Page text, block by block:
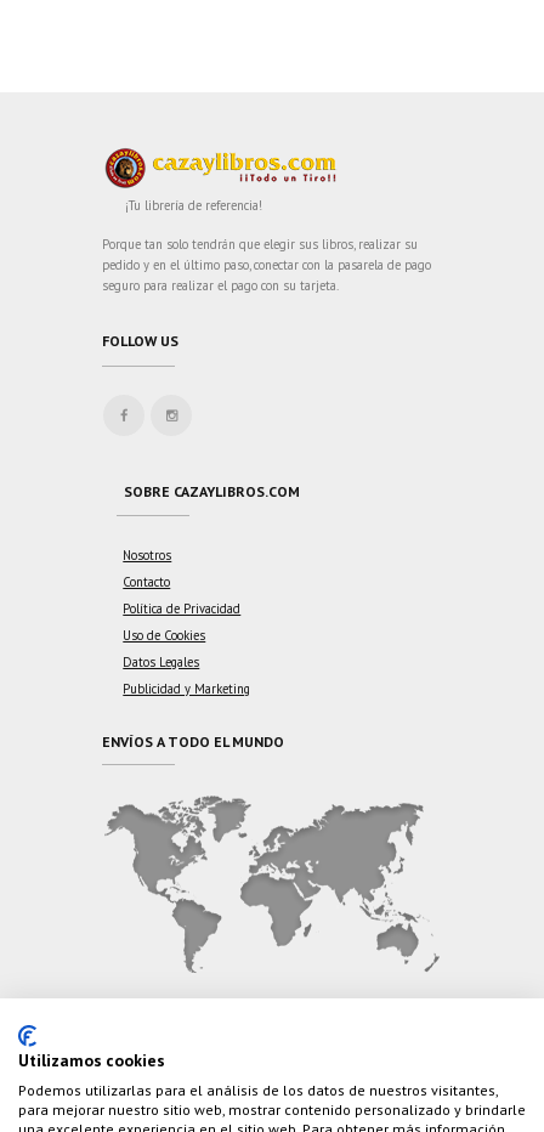
¡Tu librería de referencia!
Porque tan solo tendrán que elegir sus libros, realizar su
pedido y en el último paso, conectar con la pasarela de pago
seguro para realizar el pago con su tarjeta.
FOLLOW US
SOBRE CAZAYLIBROS.COM
Nosotros
Contacto
Política de Privacidad
Uso de Cookies
Datos Legales
Publicidad y Marketing
ENVÍOS A TODO EL MUNDO
Teléfono: (+34) 626 495 499
Utilizamos cookies
Podemos utilizarlas para el análisis de los datos de nuestros visitantes,
para mejorar nuestro sitio web, mostrar contenido personalizado y brindarle